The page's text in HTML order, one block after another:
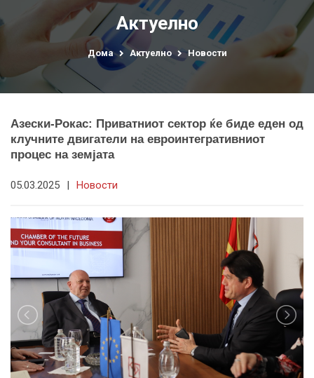
Актуелно
Дома Актуелно Новости
Азески-Рокас: Приватниот сектор ќе биде еден од
клучните двигатели на евроинтегративниот
процес на земјата
05.03.2025 | Новости